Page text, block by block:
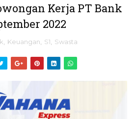
Kerja PT Bank
2022
Keuangan S1 Swasta